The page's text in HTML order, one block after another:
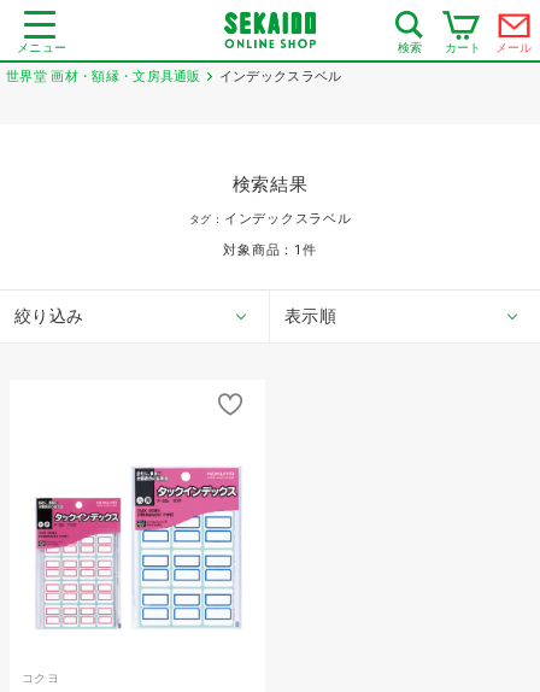
メニュー 検索 カート メール
世界堂 画材・額縁・文房具通販 インデックスラベル
検索結果
タグ： インデックスラベル
対象商品： 1 件
絞り込み 表示順
コクヨ